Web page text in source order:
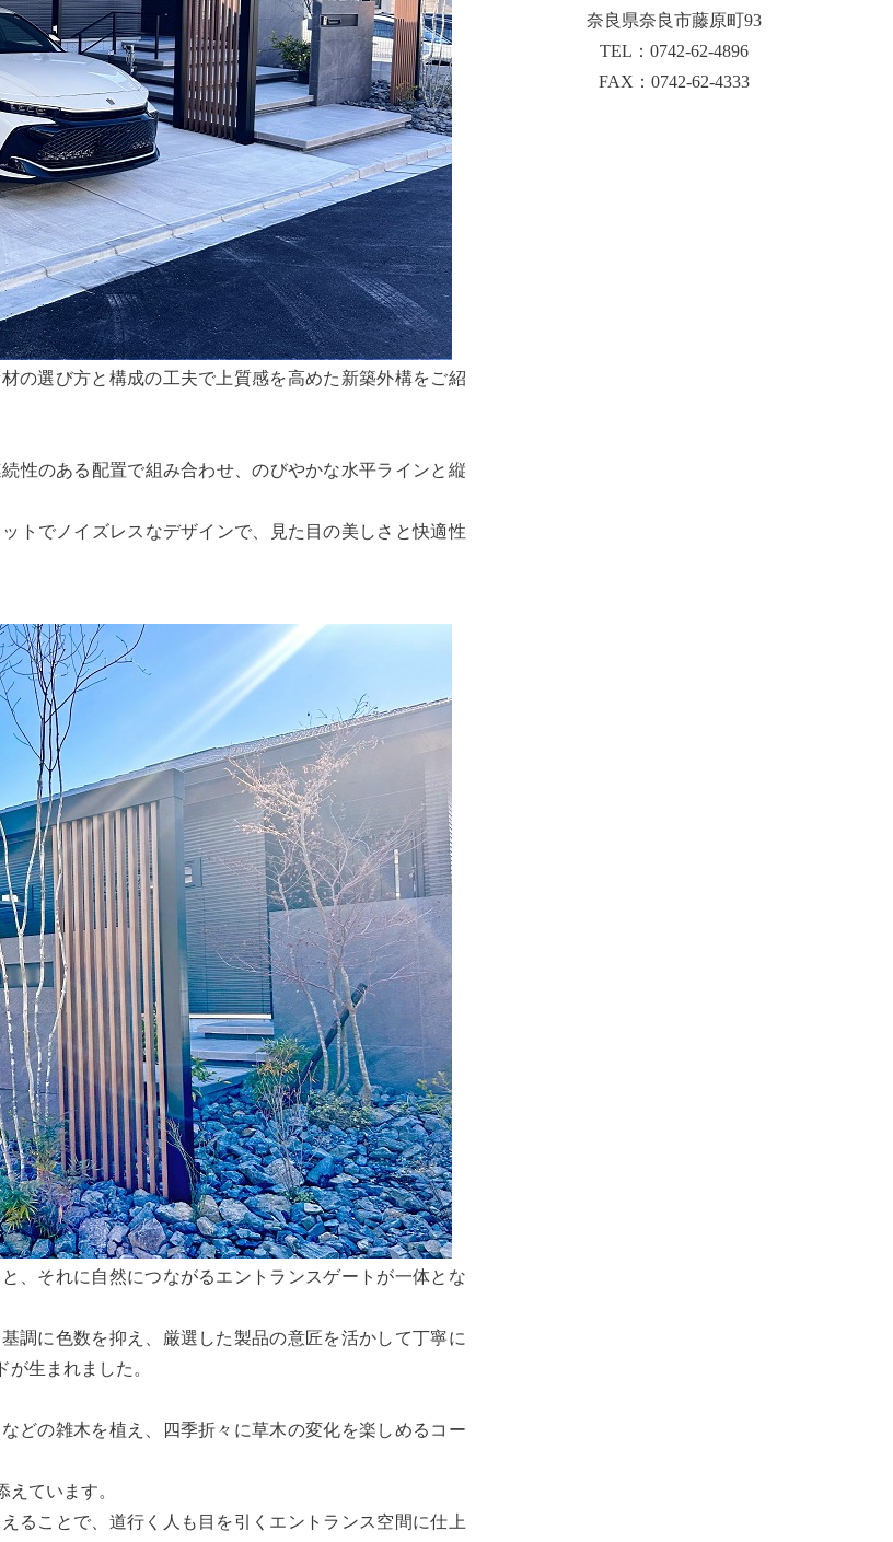
の選び方と構成の工夫で上質感を高めた新築外構をご紹
性のある配置で組み合わせ、のびやかな水平ラインと縦
トでノイズレスなデザインで、見た目の美しさと快適性
、それに自然につながるエントランスゲートが一体とな
調に色数を抑え、厳選した製品の意匠を活かして丁寧に
生まれました。
どの雑木を植え、四季折々に草木の変化を楽しめるコー
ています。
ることで、道行く人も目を引くエントランス空間に仕上
奈良県奈良市藤原町93
TEL：0742-62-4896
FAX：0742-62-4333